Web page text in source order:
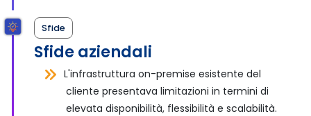
Sfide
Sfide aziendali
L'infrastruttura on-premise esistente del
cliente presentava limitazioni in termini di
elevata disponibilità, flessibilità e scalabilità.